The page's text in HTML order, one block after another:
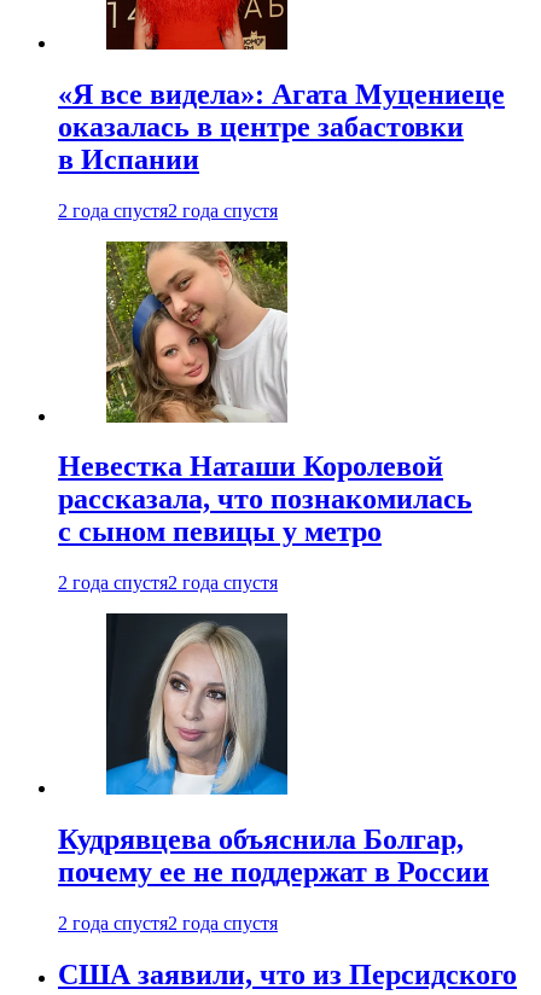
«Я все видела»: Агата Муцениеце
оказалась в центре забастовки
в Испании
2 года спустя2 года спустя
Невестка Наташи Королевой
рассказала, что познакомилась
с сыном певицы у метро
2 года спустя2 года спустя
Кудрявцева объяснила Болгар,
почему ее не поддержат в России
2 года спустя2 года спустя
США заявили, что из Персидского